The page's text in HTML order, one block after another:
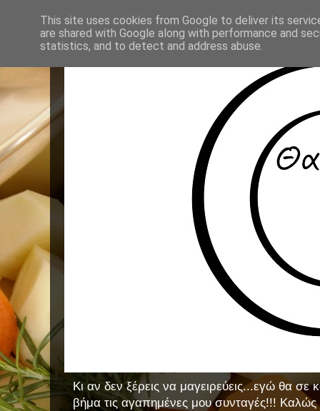
Κι αν δεν ξέρεις να μαγειρεύεις...εγώ θα
βήμα τις αγαπημένες μου συνταγές!!! Καλώς
This site uses cookies from Google to deliver its
are shared with Google along with performance and
statistics, and to detect and address abuse.